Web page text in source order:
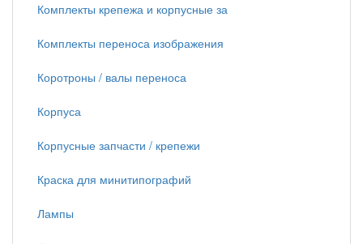
Комплекты крепежа и корпусные за
Комплекты переноса изображения
Коротроны / валы переноса
Корпуса
Корпусные запчасти / крепежи
Краска для минитипографий
Лампы